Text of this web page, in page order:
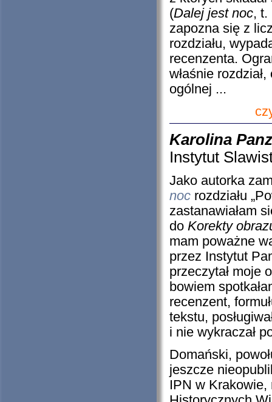
(Dalej jest noc, t.
zapozna się z
rozdziału,
recenzenta.
właśnie
ogólnej ...
Karolina Panz
Instytut
Jako autorka
noc rozdziału
zastanawiałam
do Korekty
mam poważne
przez Instytut
przeczytał moje
bowiem
recenzent,
tekstu,
i nie wykraczał
Domański,
jeszcze
IPN w Krakowie,